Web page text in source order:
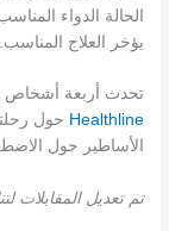
الحالة الدواء
يؤخر العلاج المناسب.
تحدث أربعة أشخاص
Healthline حول
الأساطير حول
تم تعديل المقابلات